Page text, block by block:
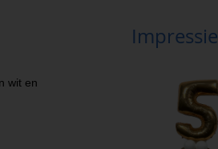
wit en
Impressie